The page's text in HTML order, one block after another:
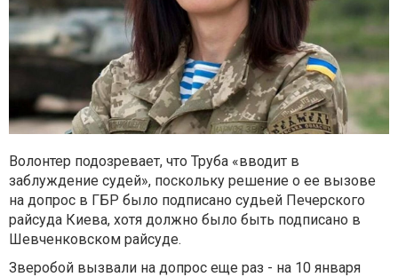
Волонтер подозревает, что Труба «вводит в
заблуждение судей», поскольку решение о ее вызове
на допрос в ГБР было подписано судьей Печерского
райсуда Киева, хотя должно было быть подписано в
Шевченковском райсуде.
Зверобой вызвали на допрос еще раз - на 10 января